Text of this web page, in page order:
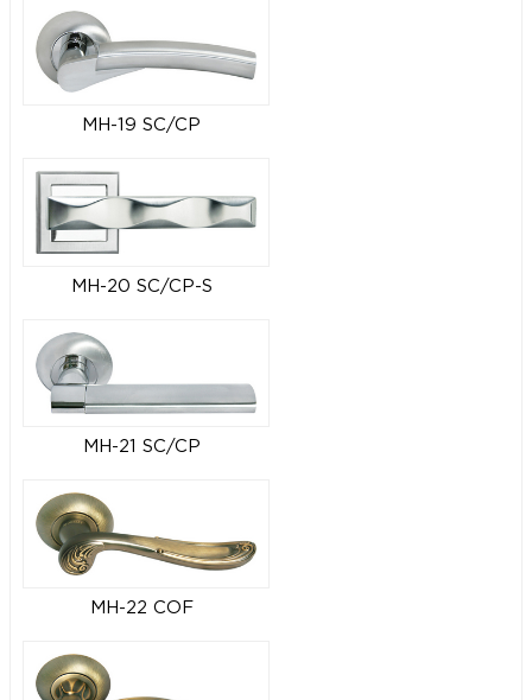
MH-19 SC/CP
MH-20 SC/CP-S
MH-21 SC/CP
MH-22 COF